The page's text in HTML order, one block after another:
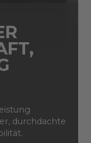
durchdachte